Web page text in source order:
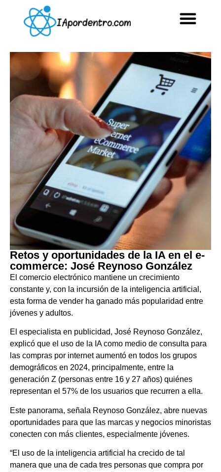
Retos y oportunidades de la IA en el e-
commerce: José Reynoso González
El comercio electrónico mantiene un crecimiento
constante y, con la incursión de la inteligencia artificial,
esta forma de vender ha ganado más popularidad entre
jóvenes y adultos.
El especialista en publicidad, José Reynoso González,
explicó que el uso de la IA como medio de consulta para
las compras por internet aumentó en todos los grupos
demográficos en 2024, principalmente, entre la
generación Z (personas entre 16 y 27 años) quiénes
representan el 57% de los usuarios que recurren a ella.
Este panorama, señala Reynoso González, abre nuevas
oportunidades para que las marcas y negocios minoristas
conecten con más clientes, especialmente jóvenes.
“El uso de la inteligencia artificial ha crecido de tal
manera que una de cada tres personas que compra por